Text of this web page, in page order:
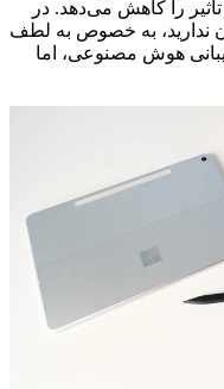
تأثیر را کاهش می‌دهد. در
ندارید، به خصوص به لطف
هوش مصنوعی، اما